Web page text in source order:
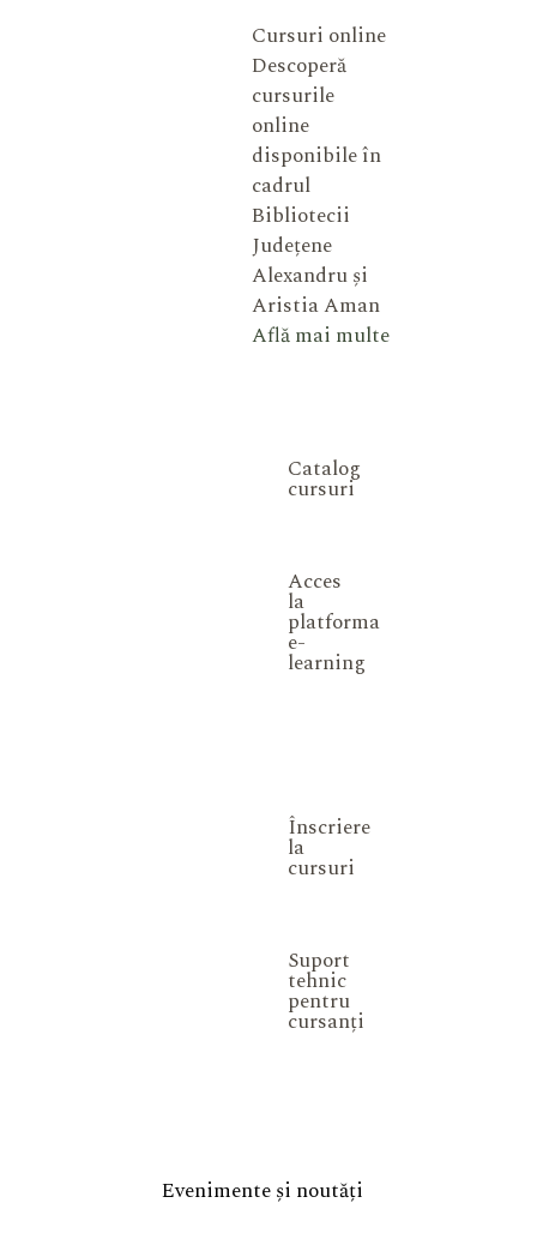
Cursuri online
Descoperă
cursurile
online
disponibile în
cadrul
Bibliotecii
Județene
Alexandru și
Aristia Aman
Află mai multe
Catalog
cursuri
Acces
la
platforma
e-
learning
Înscriere
la
cursuri
Suport
tehnic
pentru
cursanți
Evenimente și noutăți